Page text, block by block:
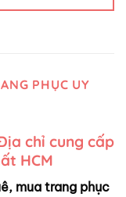
PHỤC UY
chỉ cung cấp
HCM
mua trang phục